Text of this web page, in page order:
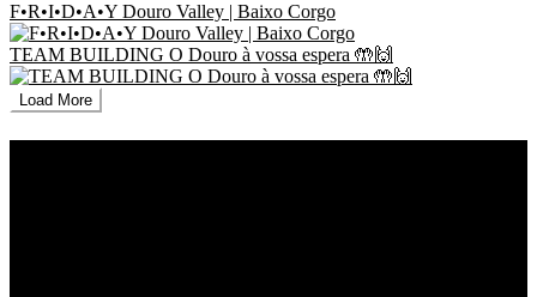
F•R•I•D•A•Y Douro Valley | Baixo Corgo
TEAM BUILDING O Douro à vossa espera 🤲🙌
Load More